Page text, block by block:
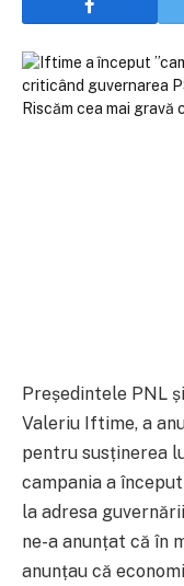
Președintele PNL
Valeriu Iftime, a
pentru susținerea
campania a
la adresa
ne-a anunțat că în
anunțau că